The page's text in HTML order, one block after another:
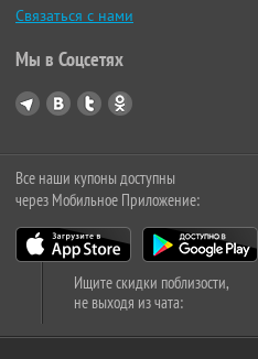
Связаться с нами
Мы в Соцсетях
Все наши купоны доступны
через Мобильное Приложение:
Ищите скидки поблизости,
не выходя из чата: